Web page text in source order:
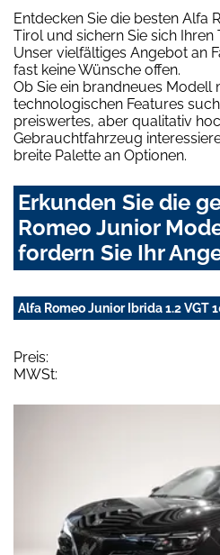
Entdecken Sie die besten Alfa
Tirol und sichern Sie sich Ihren
Unser vielfältiges Angebot an
fast keine Wünsche offen.
Ob Sie ein brandneues Modell
technologischen Features
preiswertes, aber qualitativ
Gebrauchtfahrzeug
breite Palette an Optionen.
Erkunden Sie die
Romeo Junior
fordern Sie Ihr
Alfa Romeo Junior Ibrida 1.2 VGT
Preis:
MWSt: